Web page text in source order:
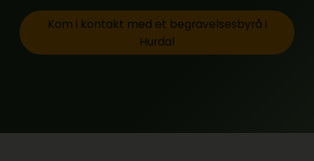
Kom i kontakt med et begravelsesbyrå i
Hurdal